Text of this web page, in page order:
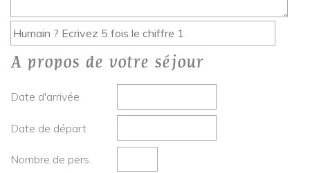
A propos de votre séjour
Date d'arrivée
Date de départ
Nombre de pers.